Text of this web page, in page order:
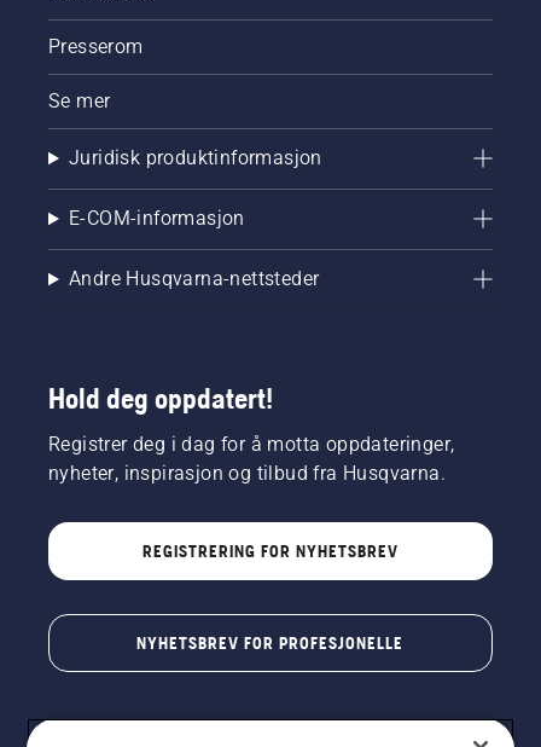
Presserom
Se mer
Juridisk produktinformasjon
E-COM-informasjon
Andre Husqvarna-nettsteder
Hold deg oppdatert!
Registrer deg i dag for å motta oppdateringer,
nyheter, inspirasjon og tilbud fra Husqvarna.
REGISTRERING FOR NYHETSBREV
NYHETSBREV FOR PROFESJONELLE